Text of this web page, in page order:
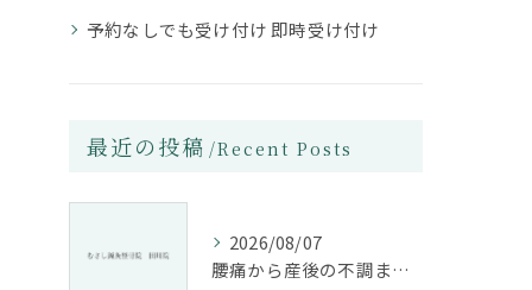
予約なしでも受け付け 即時受け付け
最近の投稿 Recent Posts
2026/08/07
腰痛から産後の不調まで整骨院で根本改善する方法